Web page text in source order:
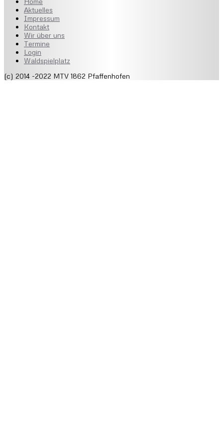
Aktuelles
Impressum
Kontakt
Wir über uns
Termine
Login
Waldspielplatz
(c) 2014 -2022 MTV 1862 Pfaffenhofen